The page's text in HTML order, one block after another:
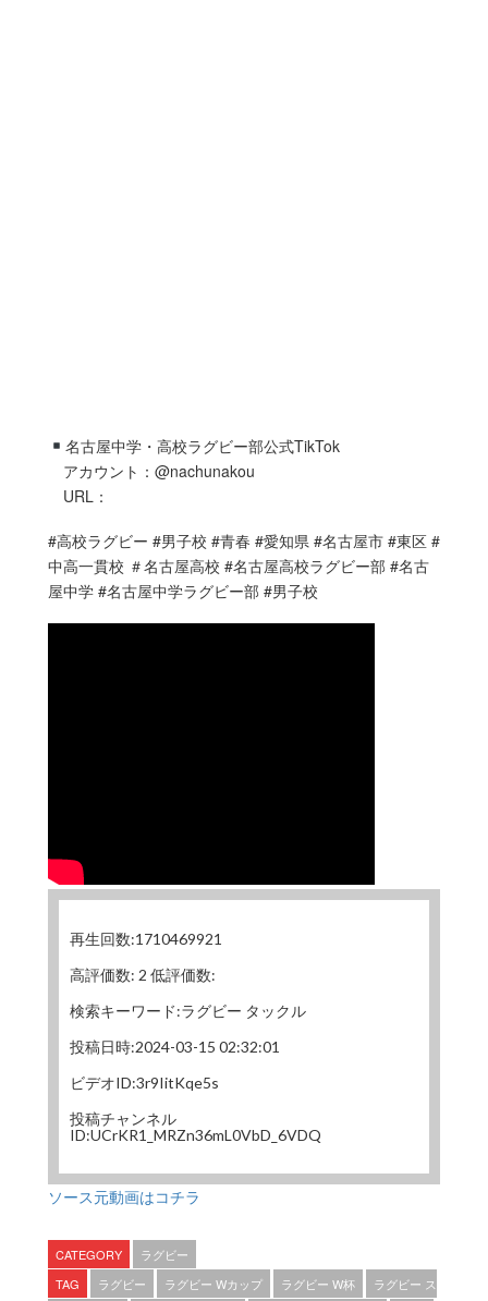
名古屋中学・高校ラグビー部公式TikTok
アカウント：@nachunakou
URL：
#高校ラグビー #男子校 #青春 #愛知県 #名古屋市 #東区 #
中高一貫校 ＃名古屋高校 #名古屋高校ラグビー部 #名古
屋中学 #名古屋中学ラグビー部 #男子校
再生回数:1710469921
高評価数: 2 低評価数:
検索キーワード:ラグビー タックル
投稿日時:2024-03-15 02:32:01
ビデオID:3r9IitKqe5s
投稿チャンネル
ID:UCrKR1_MRZn36mL0VbD_6VDQ
ソース元動画はコチラ
CATEGORY
ラグビー
TAG
ラグビー ラグビー Wカップ ラグビー W杯
ラグビー ス